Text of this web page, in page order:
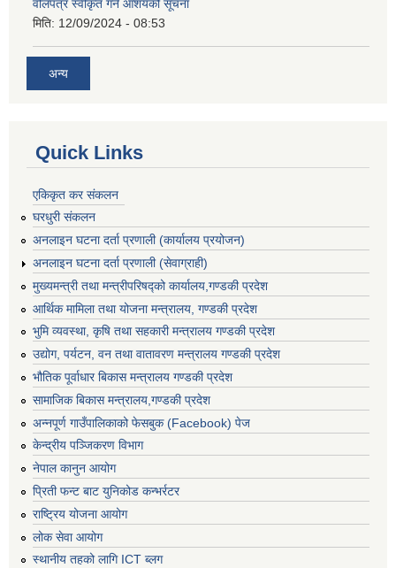
वोलपत्र स्वीकृत गर्ने आशयको सूचना
मिति: 12/09/2024 - 08:53
अन्य
Quick Links
एकिकृत कर संकलन
घरधुरी संकलन
अनलाइन घटना दर्ता प्रणाली (कार्यालय प्रयोजन)
अनलाइन घटना दर्ता प्रणाली (सेवाग्राही)
मुख्यमन्त्री तथा मन्त्रीपरिषद्को कार्यालय,गण्डकी प्रदेश
आर्थिक मामिला तथा योजना मन्त्रालय, गण्डकी प्रदेश
भुमि व्यवस्था, कृषि तथा सहकारी मन्त्रालय गण्डकी प्रदेश
उद्योग, पर्यटन, वन तथा वातावरण मन्त्रालय गण्डकी प्रदेश
भौतिक पूर्वाधार बिकास मन्त्रालय गण्डकी प्रदेश
सामाजिक बिकास मन्त्रालय,गण्डकी प्रदेश
अन्नपूर्ण गाउँपालिकाको फेसबुक (Facebook) पेज
केन्द्रीय पञ्जिकरण विभाग
नेपाल कानुन आयोग
प्रिती फन्ट बाट युनिकोड कन्भर्रटर
राष्ट्रिय योजना आयोग
लोक सेवा आयोग
स्थानीय तहको लागि ICT ब्लग